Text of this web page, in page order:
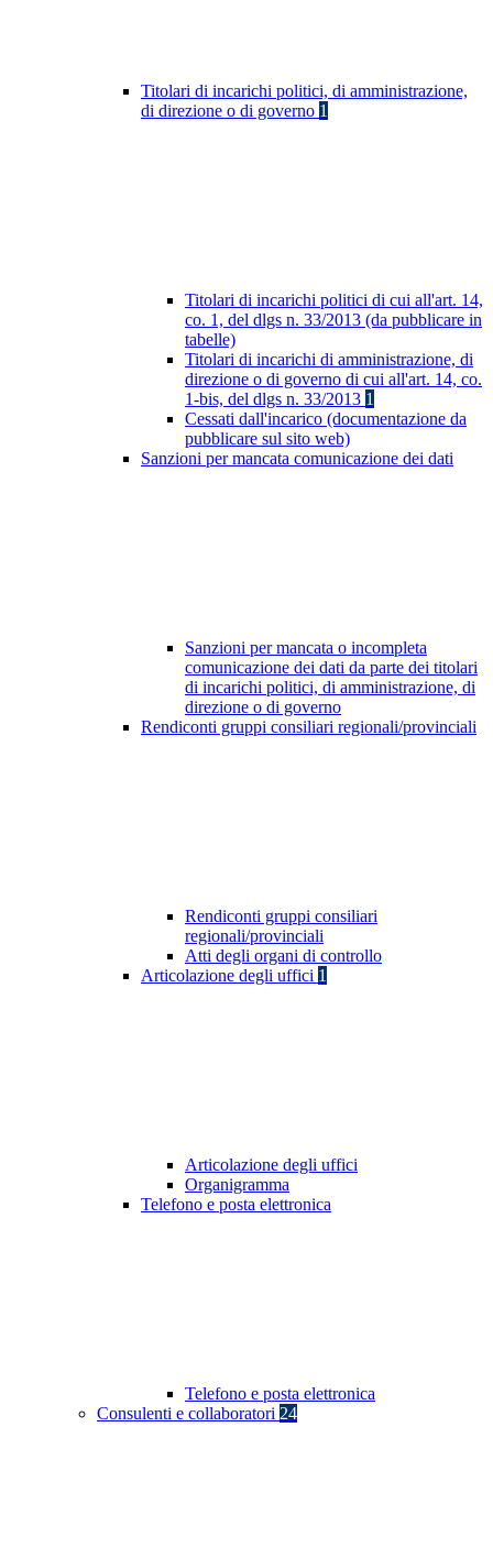
Titolari di incarichi politici, di amministrazione,
di direzione o di governo 1
Titolari di incarichi politici di cui all'art. 14,
co. 1, del dlgs n. 33/2013 (da pubblicare in
tabelle)
Titolari di incarichi di amministrazione, di
direzione o di governo di cui all'art. 14, co.
1-bis, del dlgs n. 33/2013 1
Cessati dall'incarico (documentazione da
pubblicare sul sito web)
Sanzioni per mancata comunicazione dei dati
Sanzioni per mancata o incompleta
comunicazione dei dati da parte dei titolari
di incarichi politici, di amministrazione, di
direzione o di governo
Rendiconti gruppi consiliari regionali/provinciali
Rendiconti gruppi consiliari
regionali/provinciali
Atti degli organi di controllo
Articolazione degli uffici 1
Articolazione degli uffici
Organigramma
Telefono e posta elettronica
Telefono e posta elettronica
Consulenti e collaboratori 24